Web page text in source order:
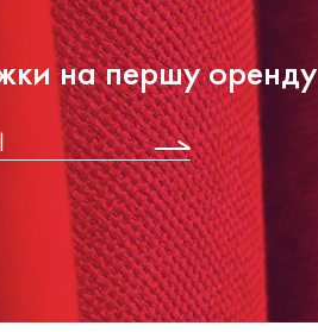
на першу оренду